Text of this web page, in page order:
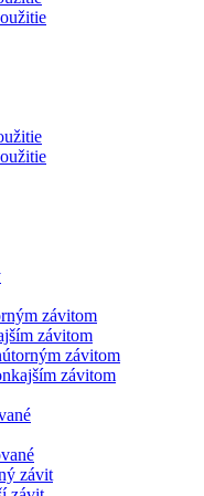
závitom
závitom
závitom
závitom
závit